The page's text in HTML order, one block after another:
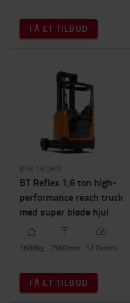
FÅ ET TILBUD
RRE160HR
BT Reflex 1,6 ton high-
performance reach truck
med super bløde hjul
1600kg 7500mm 12.0km/h
FÅ ET TILBUD